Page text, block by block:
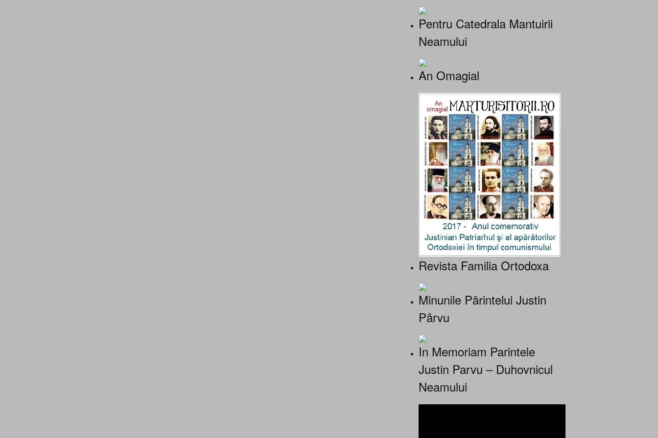
Pentru Catedrala Mantuirii
Neamului
An Omagial
Revista Familia Ortodoxa
Minunile Părintelui Justin
Pârvu
In Memoriam Parintele
Justin Parvu – Duhovnicul
Neamului